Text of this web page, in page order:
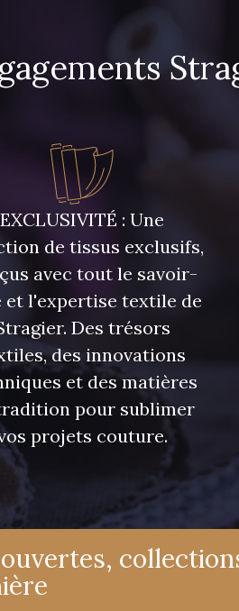
EXCLUSIVITÉ : Une
de tissus exclusifs,
avec tout le savoir-
et l'expertise textile de
Des trésors
des innovations
et des matières
pour sublimer
projets couture.